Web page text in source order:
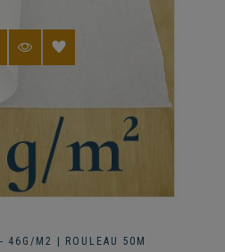
46G/M2 | ROULEAU 50M